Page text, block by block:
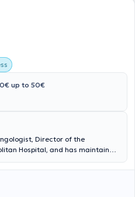
up to 50€
Director of the
Hospital, and has maintained
and Ear Surgery at
In his practice, he performs